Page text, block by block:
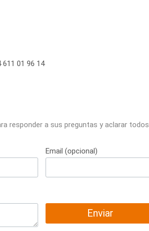
611 01 96 14
responder a sus preguntas y aclarar todos
Email (opcional)
Enviar